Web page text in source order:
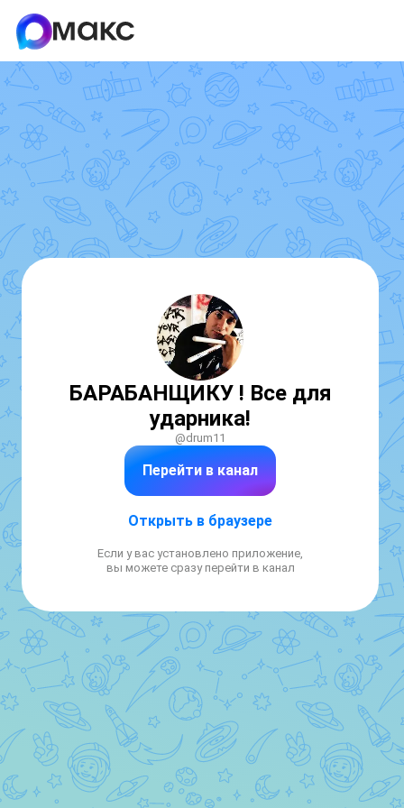
БАРАБАНЩИКУ ! Все для
ударника!
@drum11
Перейти в канал
Открыть в браузере
Если у вас установлено приложение,
вы можете сразу перейти в канал